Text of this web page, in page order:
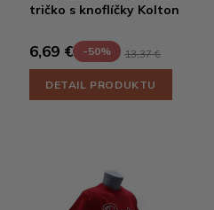
tričko s knoflíčky Kolton
6,69 € -50% 13,37 €
DETAIL PRODUKTU